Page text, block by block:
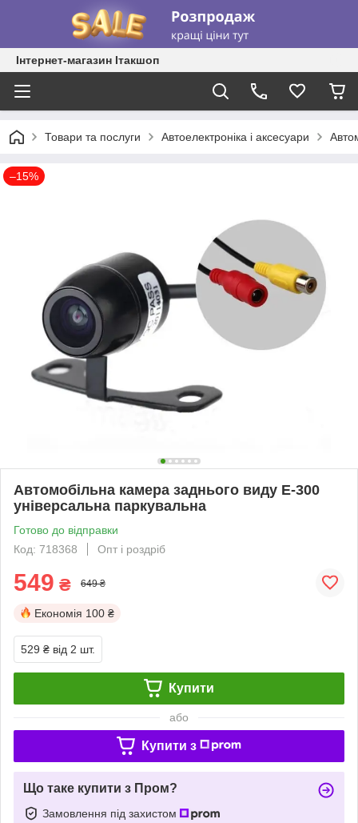
Інтернет-магазин Ітакшоп
Товари та послуги Автоелектроніка і аксесуари
–15%
Автомобільна камера заднього виду E-300
універсальна паркувальна
Готово до відправки
Код: 718368
Опт і роздріб
549 ₴ 649 ₴
Економія 100 ₴
529 ₴ від 2 шт.
Купити
або
Купити з
Що таке купити з Пром?
Замовлення під захистом